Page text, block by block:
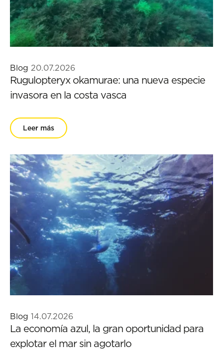
Blog 20.07.2026
Rugulopteryx okamurae: una nueva especie
invasora en la costa vasca
Leer más
Blog 14.07.2026
La economía azul, la gran oportunidad para
explotar el mar sin agotarlo